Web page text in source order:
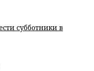
субботники в